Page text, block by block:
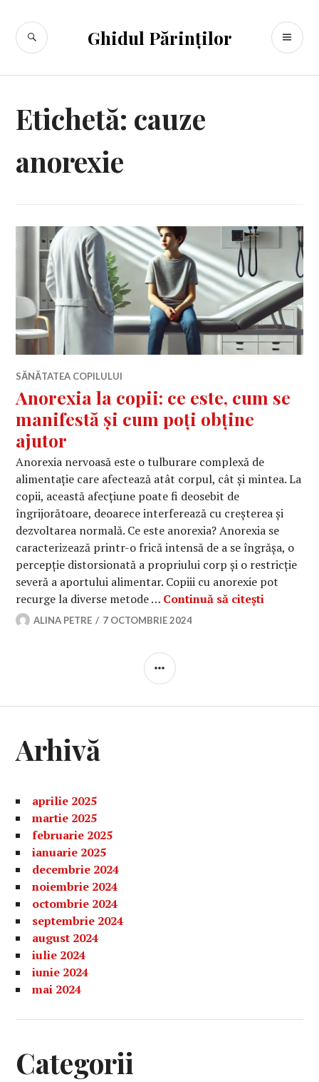
conținut
Ghidul Părinților
CĂUTARE
Etichetă: cauze
anorexie
SĂNĂTATEA COPILULUI
Anorexia la copii: ce este, cum se
manifestă și cum poți obține
ajutor
Anorexia nervoasă este o tulburare complexă de
alimentație care afectează atât corpul, cât și mintea. La
copii, această afecțiune poate fi deosebit de
îngrijorătoare, deoarece interferează cu creșterea și
dezvoltarea normală. Ce este anorexia? Anorexia se
caracterizează printr-o frică intensă de a se îngrășa, o
percepție distorsionată a propriului corp și o restricție
severă a aportului alimentar. Copiii cu anorexie pot
recurge la diverse metode … Continuă să citești
ALINA PETRE 7 OCTOMBRIE 2024
BARĂ
Arhivă
aprilie 2025
martie 2025
februarie 2025
ianuarie 2025
decembrie 2024
noiembrie 2024
octombrie 2024
septembrie 2024
august 2024
iulie 2024
iunie 2024
mai 2024
Categorii